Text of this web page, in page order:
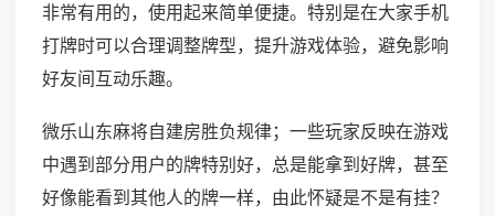
非常有用的，使用起来简单便捷。特别是在大家手机
打牌时可以合理调整牌型，提升游戏体验，避免影响
好友间互动乐趣。
微乐山东麻将自建房胜负规律；一些玩家反映在游戏
中遇到部分用户的牌特别好，总是能拿到好牌，甚至
好像能看到其他人的牌一样，由此怀疑是不是有挂？